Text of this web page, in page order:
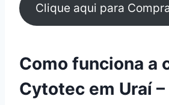
Clique aqui para
Como funciona a
Cytotec em Uraí –